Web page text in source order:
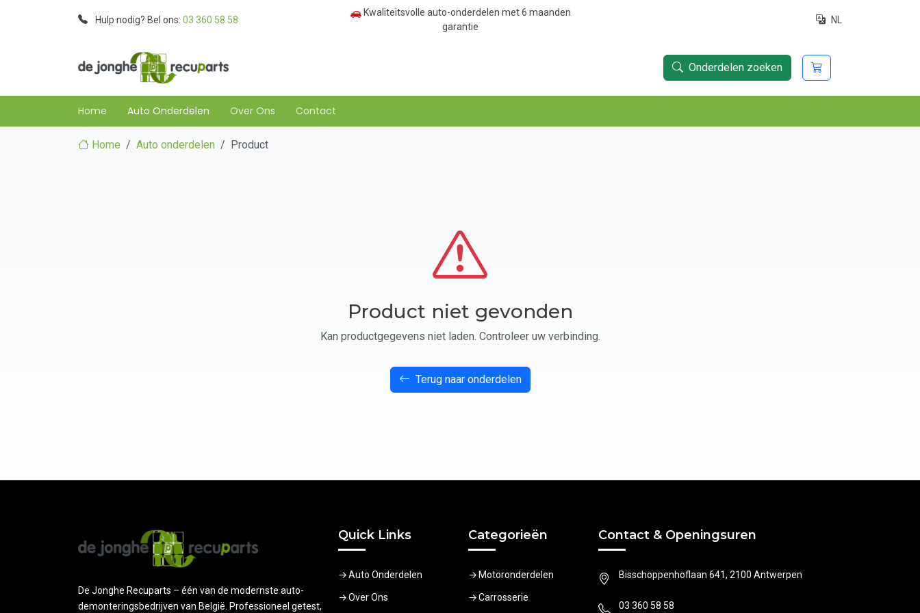
Hulp nodig? Bel ons: 03 360 58 58
🚗 Kwaliteitsvolle auto-onderdelen met 6 maanden
garantie
NL
Onderdelen zoeken
Home Auto Onderdelen Over Ons Contact
Home Auto onderdelen Product
Product niet gevonden
Kan productgegevens niet laden. Controleer uw verbinding.
Terug naar onderdelen
De Jonghe Recuparts – één van de modernste auto-
demonteringsbedrijven van België. Professioneel getest,
Quick Links
Auto Onderdelen
Over Ons
Categorieën
Motoronderdelen
Carrosserie
Contact & Openingsuren
Bisschoppenhoflaan 641, 2100 Antwerpen
03 360 58 58